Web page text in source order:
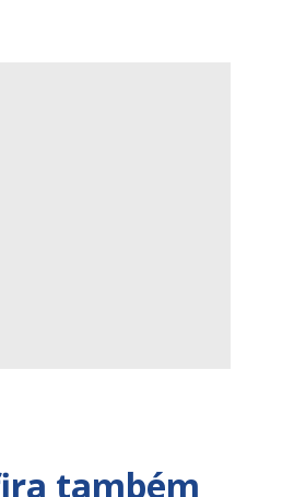
também